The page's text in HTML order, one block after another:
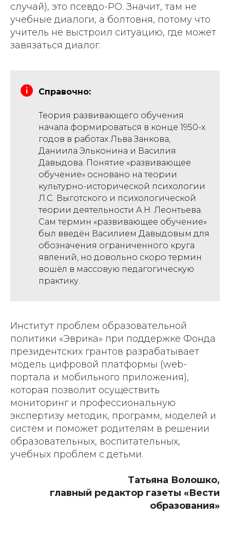
случай), это псевдо-РО. Значит, там не
учебные диалоги, а болтовня, потому что
учитель не выстроил ситуацию, где может
завязаться диалог.
Справочно:
Теория развивающего обучения
начала формироваться в конце 1950-х
годов в работах Льва Занкова,
Даниила Эльконина и Василия
Давыдова. Понятие «развивающее
обучение» основано на теории
культурно-исторической психологии
Л.С. Выготского и психологической
теории деятельности А.Н. Леонтьева.
Сам термин «развивающее обучение»
был введён Василием Давыдовым для
обозначения ограниченного круга
явлений, но довольно скоро термин
вошёл в массовую педагогическую
практику.
Институт проблем образовательной
политики «Эврика» при поддержке Фонда
президентских грантов разрабатывает
модель цифровой платформы (web-
портала и мобильного приложения),
которая позволит осуществить
мониторинг и профессиональную
экспертизу методик, программ, моделей и
систем и поможет родителям в решении
образовательных, воспитательных,
учебных проблем с детьми.
Татьяна Волошко,
главный редактор газеты «Вести
образования»